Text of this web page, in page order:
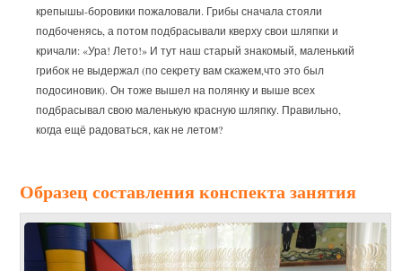
крепышы-боровики пожаловали. Грибы сначала стояли
подбоченясь, а потом подбрасывали кверху свои шляпки и
кричали: «Ура! Лето!» И тут наш старый знакомый, маленький
грибок не выдержал (по секрету вам скажем,что это был
подосиновик). Он тоже вышел на полянку и выше всех
подбрасывал свою маленькую красную шляпку. Правильно,
когда ещё радоваться, как не летом?
Образец составления конспекта занятия